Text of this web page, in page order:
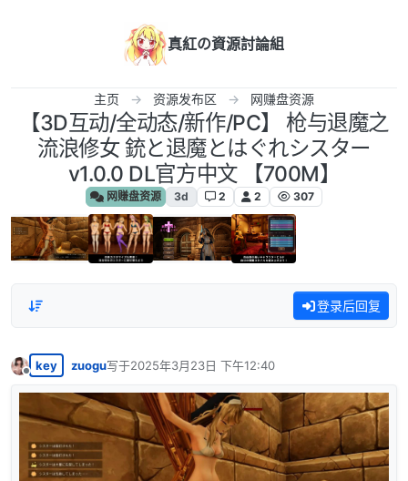
真紅の資源討論組
主页 资源发布区 网赚盘资源
【3D互动/全动态/新作/PC】 枪与退魔之
流浪修女 銃と退魔とはぐれシスター
v1.0.0 DL官方中文 【700M】
网赚盘资源 3d 2 2 307
登录后回复
离线
key zuogu写于2025年3月23日 下午12:40
最后由 编辑